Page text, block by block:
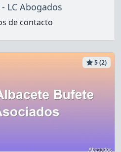
LC Abogados
de contacto
5 (2)